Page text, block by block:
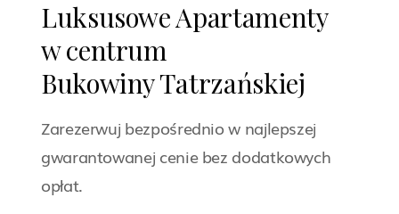
Luksusowe Apartamenty
w centrum
Bukowiny Tatrzańskiej
Zarezerwuj bezpośrednio w najlepszej
gwarantowanej cenie bez dodatkowych
opłat.